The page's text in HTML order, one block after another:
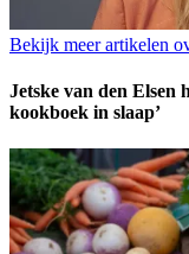
Bekijk meer artikelen
Jetske van den Elsen
kookboek in slaap’